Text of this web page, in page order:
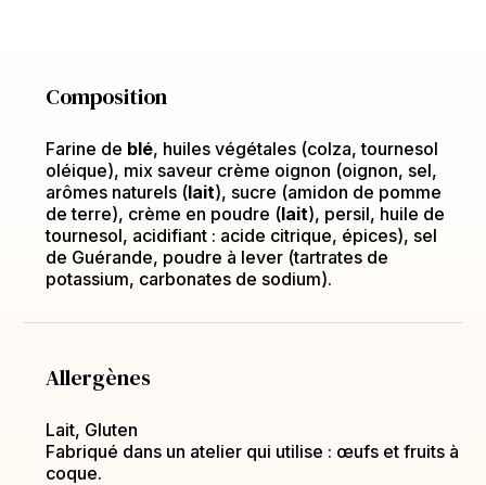
Composition
Farine de blé, huiles végétales (colza, tournesol
oléique), mix saveur crème oignon (oignon, sel,
arômes naturels (lait), sucre (amidon de pomme
de terre), crème en poudre (lait), persil, huile de
tournesol, acidifiant : acide citrique, épices), sel
de Guérande, poudre à lever (tartrates de
potassium, carbonates de sodium).
Allergènes
Lait, Gluten
Fabriqué dans un atelier qui utilise : œufs et fruits à
coque.